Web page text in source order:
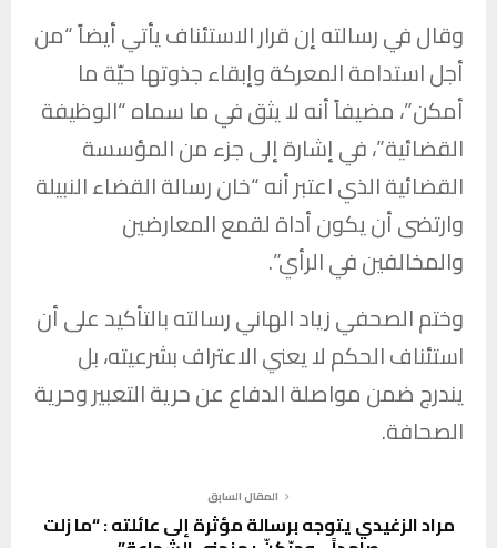
وقال في رسالته إن قرار الاستئناف يأتي أيضاً “من
أجل استدامة المعركة وإبقاء جذوتها حيّة ما
أمكن”، مضيفاً أنه لا يثق في ما سماه “الوظيفة
القضائية”، في إشارة إلى جزء من المؤسسة
القضائية الذي اعتبر أنه “خان رسالة القضاء النبيلة
وارتضى أن يكون أداة لقمع المعارضين
والمخالفين في الرأي”.
وختم الصحفيزياد الهانيرسالته بالتأكيد على أن
استئناف الحكم لا يعني الاعتراف بشرعيته، بل
يندرج ضمن مواصلة الدفاع عن حرية التعبير وحرية
الصحافة.
المقال السابق
مراد الزغيدي يتوجه برسالة مؤثرة إلى عائلته : “ما زلت